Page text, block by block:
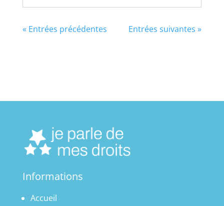
« Entrées précédentes Entrées suivantes »
Informations
Accueil